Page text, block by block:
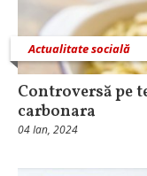
Actualitate socială
Controversă pe
carbonara
04 Ian, 2024